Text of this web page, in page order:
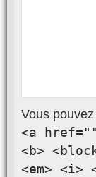
Vous
<a
<b>
<em>